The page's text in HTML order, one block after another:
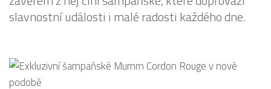
slavnostní události i malé radosti každého dne.